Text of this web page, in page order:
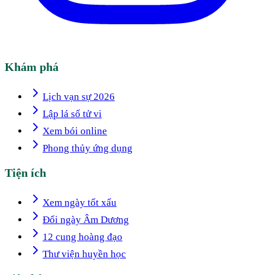
Khám phá
Lịch vạn sự 2026
Lập lá số tử vi
Xem bói online
Phong thủy ứng dụng
Tiện ích
Xem ngày tốt xấu
Đổi ngày Âm Dương
12 cung hoàng đạo
Thư viện huyền học